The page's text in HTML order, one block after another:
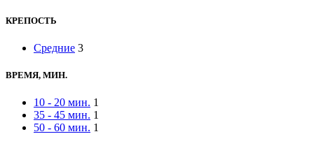
КРЕПОСТЬ
Средние 3
ВРЕМЯ, МИН.
10 - 20 мин. 1
35 - 45 мин. 1
50 - 60 мин. 1